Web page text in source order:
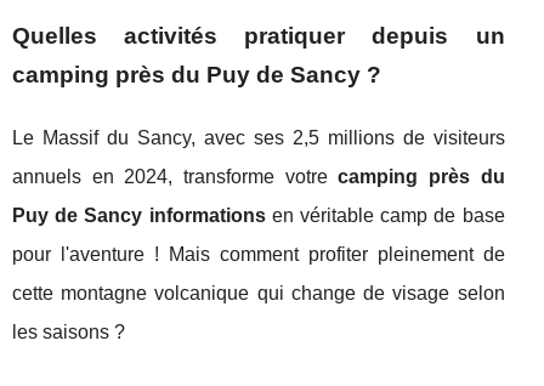
Quelles activités pratiquer depuis un
camping près du Puy de Sancy ?
Le Massif du Sancy, avec ses 2,5 millions de visiteurs
annuels en 2024, transforme votrecamping près du
Puy de Sancy informationsen véritable camp de base
pour l'aventure ! Mais comment profiter pleinement de
cette montagne volcanique qui change de visage selon
les saisons ?